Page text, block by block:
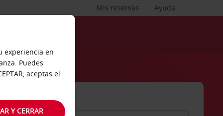
Ayuda
Mis reservas
experiencia en
Puedes
aceptas el
Y CERRAR